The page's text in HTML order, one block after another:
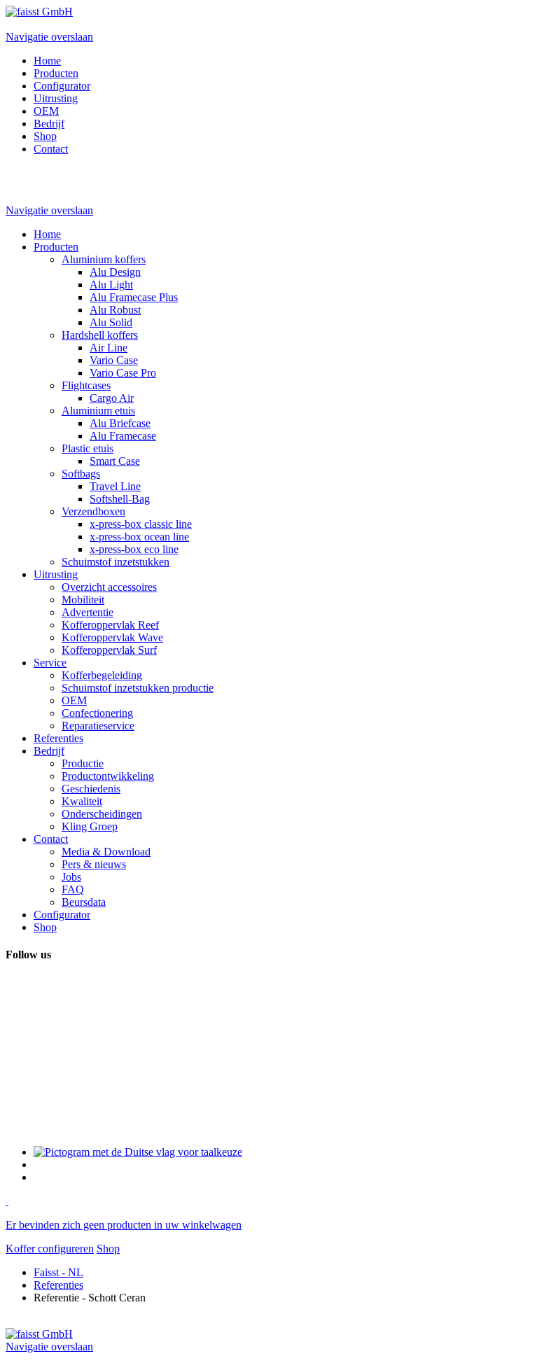
Navigatie overslaan
Home
Producten
Configurator
Uitrusting
OEM
Bedrijf
Shop
Contact
Navigatie overslaan
Home
Producten
Aluminium koffers
Alu Design
Alu Light
Alu Framecase Plus
Alu Robust
Alu Solid
Hardshell koffers
Air Line
Vario Case
Vario Case Pro
Flightcases
Cargo Air
Aluminium etuis
Alu Briefcase
Alu Framecase
Plastic etuis
Smart Case
Softbags
Travel Line
Softshell-Bag
Verzendboxen
x-press-box classic line
x-press-box ocean line
x-press-box eco line
Schuimstof inzetstukken
Uitrusting
Overzicht accessoires
Mobiliteit
Advertentie
Kofferoppervlak Reef
Kofferoppervlak Wave
Kofferoppervlak Surf
Service
Kofferbegeleiding
Schuimstof inzetstukken productie
OEM
Confectionering
Reparatieservice
Referenties
Bedrijf
Productie
Productontwikkeling
Geschiedenis
Kwaliteit
Onderscheidingen
Kling Groep
Contact
Media & Download
Pers & nieuws
Jobs
FAQ
Beursdata
Configurator
Shop
Follow us
Er bevinden zich geen producten in uw winkelwagen
Koffer configureren Shop
Faisst - NL
Referenties
Referentie - Schott Ceran
Navigatie overslaan